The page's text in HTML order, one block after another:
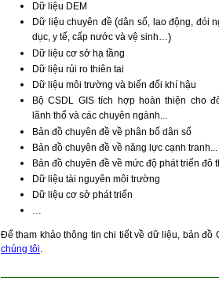
Dữ liệu DEM
Dữ liệu chuyên đề(dân số, lao động, đói
dục, y tế, cấp nước và vệ sinh…)
Dữ liệu cơ sở hạ tầng
Dữ liệu rủi ro thiên tai
Dữ liệu môi trường và biến đổi khí hậu
Bộ CSDL GIS tích hợp hoàn thiện cho
lãnh thổ và các chuyên ngành...
Bản đồ chuyên đề về phân bố dân số
Bản đồ chuyên đề về năng lực cạnh tranh...
Bản đồ chuyên đề về mức độ phát triển đô
Dữ liệu tài nguyên môi trường
Dữ liệu cơ sở phát triển
…
Để tham khảo thông tin chi tiết về dữ liệu, bản đồ
chúng tôi.